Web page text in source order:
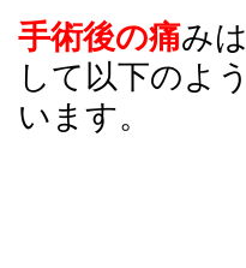
手術後の痛みは
して以下のよ
います。